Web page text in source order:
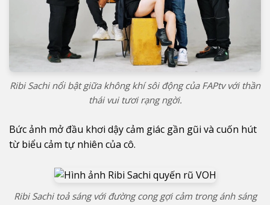
Ribi Sachi nổi bật giữa không khí sôi động của FAPtv với thần
thái vui tươi rạng ngời.
Bức ảnh mở đầu khơi dậy cảm giác gần gũi và cuốn hút
từ biểu cảm tự nhiên của cô.
Ribi Sachi toả sáng với đường cong gợi cảm trong ánh sáng